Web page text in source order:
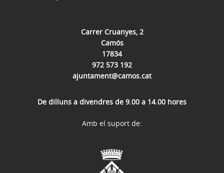
Carrer Cruanyes, 2
Camós
17834
972 573 192
ajuntament@camos.cat
De dilluns a divendres de 9.00 a 14.00 hores
Amb el suport de: